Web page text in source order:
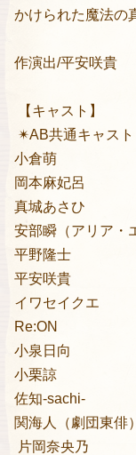
かけられた魔法の
作演出/平安咲貴
【キャスト】
✴︎AB共通キャスト
小倉萌
岡本麻妃呂
真城あさひ
安部瞬（アリア・
平野隆士
平安咲貴
イワセイクエ
Re:ON
小泉日向
小栗諒
佐知-sachi-
関海人（劇団東俳）
片岡奈央乃